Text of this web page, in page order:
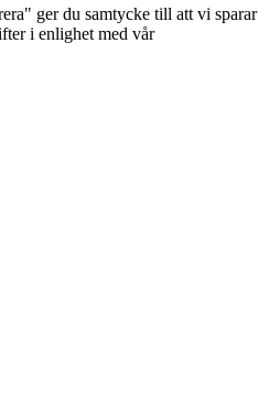
ger du samtycke till att vi sparar
i enlighet med vår